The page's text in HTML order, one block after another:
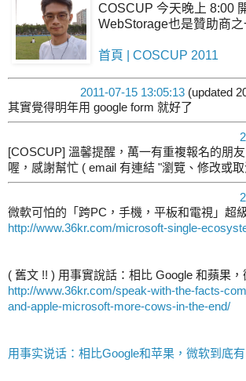
COSCUP 今天晚上 8:00
WebStorage也是贊助商之
首頁 | COSCUP 2011
2011-07-15 13:05:13 (updated
其實覺得明年用 google form 就好了
[COSCUP] 溫馨提醒，萬一有重複報名的朋
喔，感謝幫忙 ( email 有連結 "瀏覽、修改或
微軟可怕的「跨PC，手機，平板和電視」超
http://www.36kr.com/microsoft-single-
( 舊文 !! ) 用事實說話：相比 Google 和蘋果，
http://www.36kr.com/speak-with-the-facts-
and-apple-microsoft-more-cows-in-the-end/
用事实说话：相比Google和苹果，微软到底